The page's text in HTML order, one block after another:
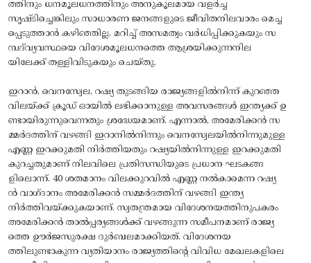
ത്തിനും ധനമൂലധനത്തിനും അനുകൂലമായ വളര്‍ച്ച
സൃഷ്‌ടിച്ചെങ്കിലും സാധാരണ ജനങ്ങളുടെ ജീവിതനിലവാരം മെച്ച
പ്പെടുത്താന്‍ കഴിഞ്ഞില്ല. മറിച്ച് അസമത്വം വര്‍ധിപ്പിക്കുകയും സ
മ്പദ്‌വ്യവസ്ഥയെ വിദേശമൂലധനത്തെ ആശ്രയിക്കുന്നനില
യിലേക്ക് തള്ളിവിടുകയും ചെയ്തു.
ഇറാന്‍, വെനസ്വേല, റഷ്യ തുടങ്ങിയ രാജ്യങ്ങളില്‍നിന്ന് കുറഞ്ഞ
വിലയ്‌ക്ക് ക്രൂഡ്‌ ഓയില്‍ ലഭിക്കാനുള്ള അവസരങ്ങള്‍ ഇന്ത്യക്ക് ഉ
ണ്ടായിരുന്നുവെന്നതും ശ്രദ്ധേയമാണ്. എന്നാല്‍, അമേരിക്കന്‍ സ
മ്മര്‍ദത്തിന്‌ വഴങ്ങി ഇറാനില്‍നിന്നും വെനസ്വേലയില്‍നിന്നുമുള്ള
എണ്ണ ഇറക്കുമതി നിര്‍ത്തിയതും റഷ്യയില്‍നിന്നുള്ള ഇറക്കുമതി
കുറച്ചതുമാണ്‌ നിലവിലെ പ്രതിസന്ധിയുടെ പ്രധാന ഘടകങ്ങ
ളിലൊന്ന്. 40 ശതമാനം വിലക്കുറവില്‍ എണ്ണ നല്‍കാമെന്ന റഷ്യ
ന്‍ വാഗ്‌ദാനം അമേരിക്കന്‍ സമ്മര്‍ദത്തിന് വഴങ്ങി ഇന്ത്യ
നിര്‍ത്തിവയ്‌ക്കുകയാണ്. സ്വതന്ത്രമായ വിദേശനയത്തിനുപകരം
അമേരിക്കന്‍ താല്‍പ്പര്യങ്ങള്‍ക്ക് വഴങ്ങുന്ന സമീപനമാണ് രാജ്യ
ത്തെ ഊര്‍ജസുരക്ഷ ദുര്‍ബലമാക്കിയത്. വിദേശനയ
ത്തിലുണ്ടാകുന്ന വ്യതിയാനം രാജ്യത്തിന്റെ വിവിധ മേഖലകളിലെ